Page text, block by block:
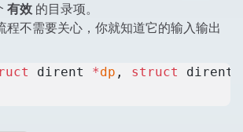
有效 的目录项。
程不需要关心，你就知道它的输入输出
dirent *dp , struct dirent